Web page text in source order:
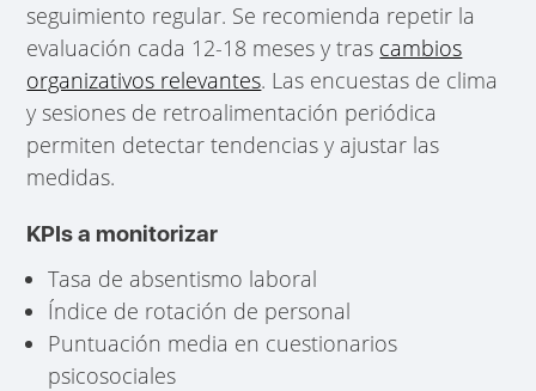
seguimiento regular. Se recomienda repetir la
evaluación cada 12-18 meses y tras cambios
organizativos relevantes. Las encuestas de clima
y sesiones de retroalimentación periódica
permiten detectar tendencias y ajustar las
medidas.
KPIs a monitorizar
Tasa de absentismo laboral
Índice de rotación de personal
Puntuación media en cuestionarios
psicosociales